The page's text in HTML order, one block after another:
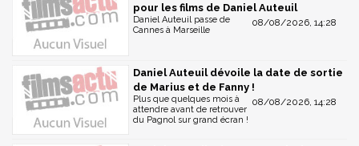
pour les films de Daniel Auteuil
08/08/2026, 14:28
Daniel Auteuil passe de
Cannes à Marseille
Daniel Auteuil dévoile la date de sortie
de Marius et de Fanny !
08/08/2026, 14:28
Plus que quelques mois à
attendre avant de retrouver
du Pagnol sur grand écran !